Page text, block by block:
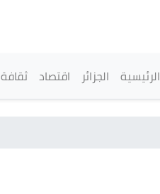
القائمة الرئيسية
الرئيسية الجزائر اقتصاد ثقافة